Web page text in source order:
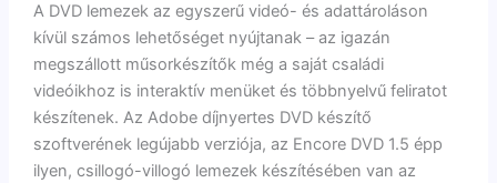
A DVD lemezek az egyszerű videó- és adattároláson
kívül számos lehetőséget nyújtanak – az igazán
megszállott műsorkészítők még a saját családi
videóikhoz is interaktív menüket és többnyelvű feliratot
készítenek. Az Adobe díjnyertes DVD készítő
szoftverének legújabb verziója, az Encore DVD 1.5 épp
ilyen, csillogó-villogó lemezek készítésében van az